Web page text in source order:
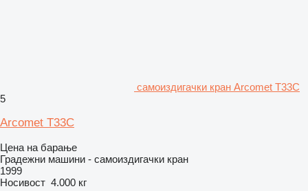
самоиздигачки кран Arcomet T33C
5
Arcomet T33C
Цена на барање
Градежни машини - самоиздигачки кран
1999
Носивост 4.000 кг